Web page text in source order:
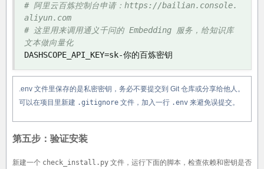
# 阿里云百炼控制台申请：https://bailian.console.
aliyun.com
# 这里用来调用通义千问的 Embedding 服务，给知识库
文本做向量化
DASHSCOPE_API_KEY=sk-你的百炼密钥
.env 文件里保存的是私密密钥，务必不要提交到 Git 仓库或分享给他人。
可以在项目里新建 .gitignore 文件，加入一行 .env 来避免误提交。
第五步：验证安装
新建一个 check_install.py 文件，运行下面的脚本，检查依赖和密钥是否